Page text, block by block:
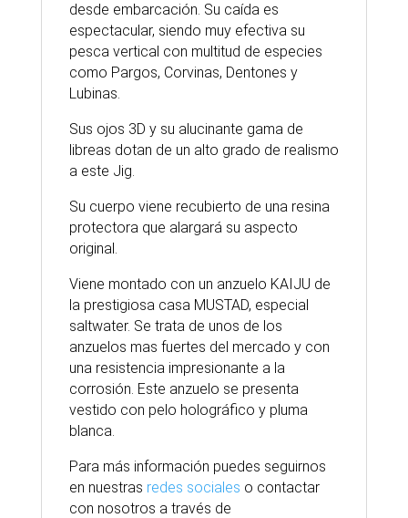
desde embarcación. Su caída es
espectacular, siendo muy efectiva su
pesca vertical con multitud de especies
como Pargos, Corvinas, Dentones y
Lubinas.
Sus ojos 3D y su alucinante gama de
libreas dotan de un alto grado de realismo
a este Jig.
Su cuerpo viene recubierto de una resina
protectora que alargará su aspecto
original.
Viene montado con un anzuelo KAIJU de
la prestigiosa casa MUSTAD, especial
saltwater. Se trata de unos de los
anzuelos mas fuertes del mercado y con
una resistencia impresionante a la
corrosión. Este anzuelo se presenta
vestido con pelo holográfico y pluma
blanca.
Para más información puedes seguirnos
en nuestras redes sociales o contactar
con nosotros a través de